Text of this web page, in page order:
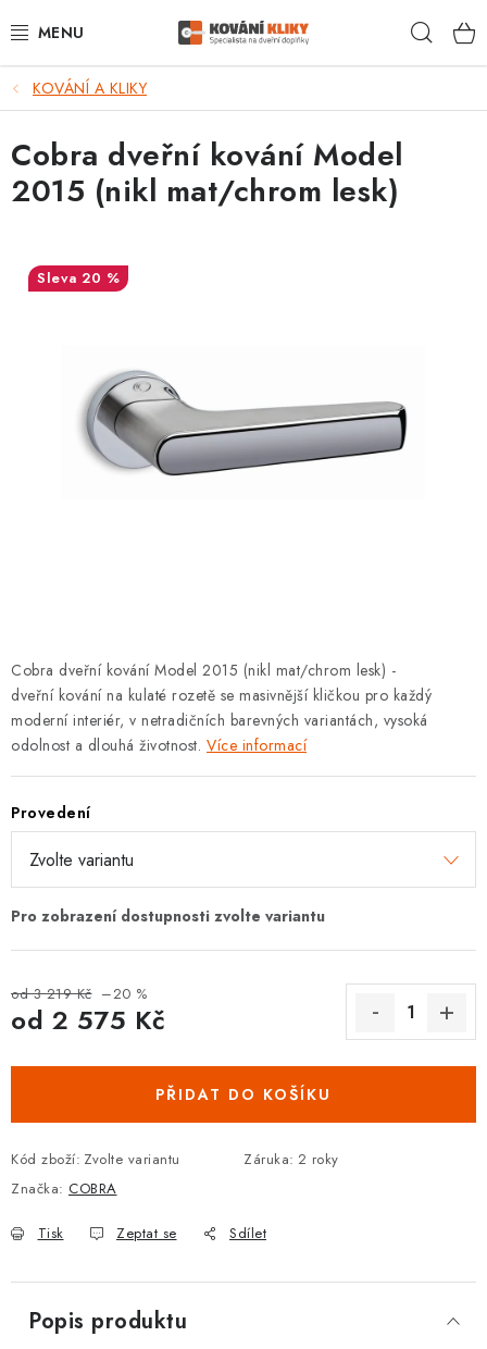
na
VÝPRODEJ - TOP AKCE
BLOG
UŽITEČNÉ RADY
VRÁCENÍ ZBOŽÍ
KONTAKT
KOVÁNÍ A KLIKY
BEZPEČNOSTNÍ KOVÁNÍ
CYLINDRICKÉ VLOŽKY
VISACÍ ZÁMKY
ZÁMKY, PETLICE A ZÁVORY
DOPLŇKY KE DVEŘÍM
POKLADNIČKY NA ZÁMEK
SCHRÁNKY NA KLÍČE
TREZORY
ZNAČKY
KOVÁNÍ A KLIKY
Cobra dveřní kování Model 2015 (nikl mat/chrom lesk) -
dveřní kování na kulaté rozetě se masivnější kličkou pro každý
moderní interiér, v netradičních barevných variantách, vysoká
odolnost a dlouhá životnost. Více informací
Provedení
od 3 219 Kč –20 %
od 2 575 Kč
PŘIDAT DO KOŠÍKU
Kód zboží: Zvolte variantu Záruka: 2 roky
Značka: COBRA
Tisk Zeptat se Sdílet
Cobra dveřní kování Model
2015 (nikl mat/chrom lesk)
20 %
Popis produktu